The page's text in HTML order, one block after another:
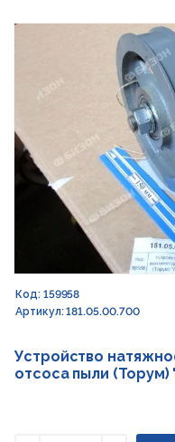
Код: 159958
Артикул: 181.05.00.700
Устройство
отсоса пыли